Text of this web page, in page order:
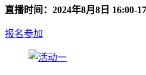
直播时间：2024年8月8日 16:00-
报名参加